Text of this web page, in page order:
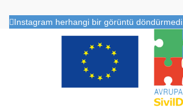
Instagram herhangi bir görüntü döndürmedi.